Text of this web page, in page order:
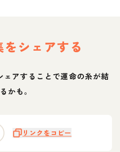
をシェアする
ェアすることで運命の糸が結
かも。
リンクをコピー